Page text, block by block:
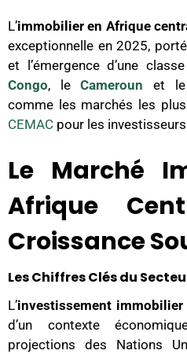
L’immobilier en Afrique
exceptionnelle en 2025,
et l’émergence d’une
Congo, leCameroun et le
comme les marchés les
CEMAC pour les
Le Marché
Afrique
Croissance
Les Chiffres Clés du
L’investissement immobilier
d’un contexte
projections des Nations